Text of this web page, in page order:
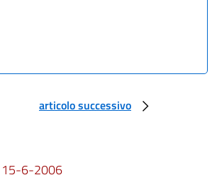
articolo successivo
15-6-2006